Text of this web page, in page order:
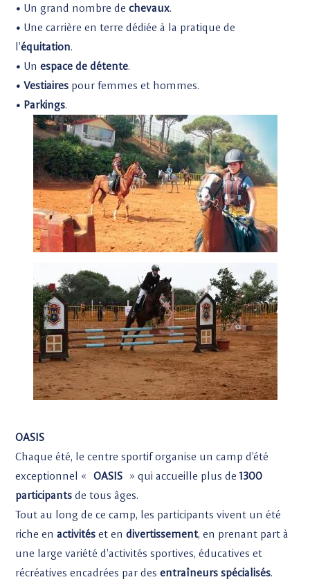
• Un grand nombre de chevaux.
• Une carrière en terre dédiée à la pratique de
l’équitation.
• Un espace de détente.
• Vestiaires pour femmes et hommes.
• Parkings.
OASIS
Chaque été, le centre sportif organise un camp d’été
exceptionnel « OASIS » qui accueille plus de1300
participants de tous âges.
Tout au long de ce camp, les participants vivent un été
riche en activités et en divertissement, en prenant part à
une large variété d’activités sportives, éducatives et
récréatives encadrées par des entraîneurs spécialisés.